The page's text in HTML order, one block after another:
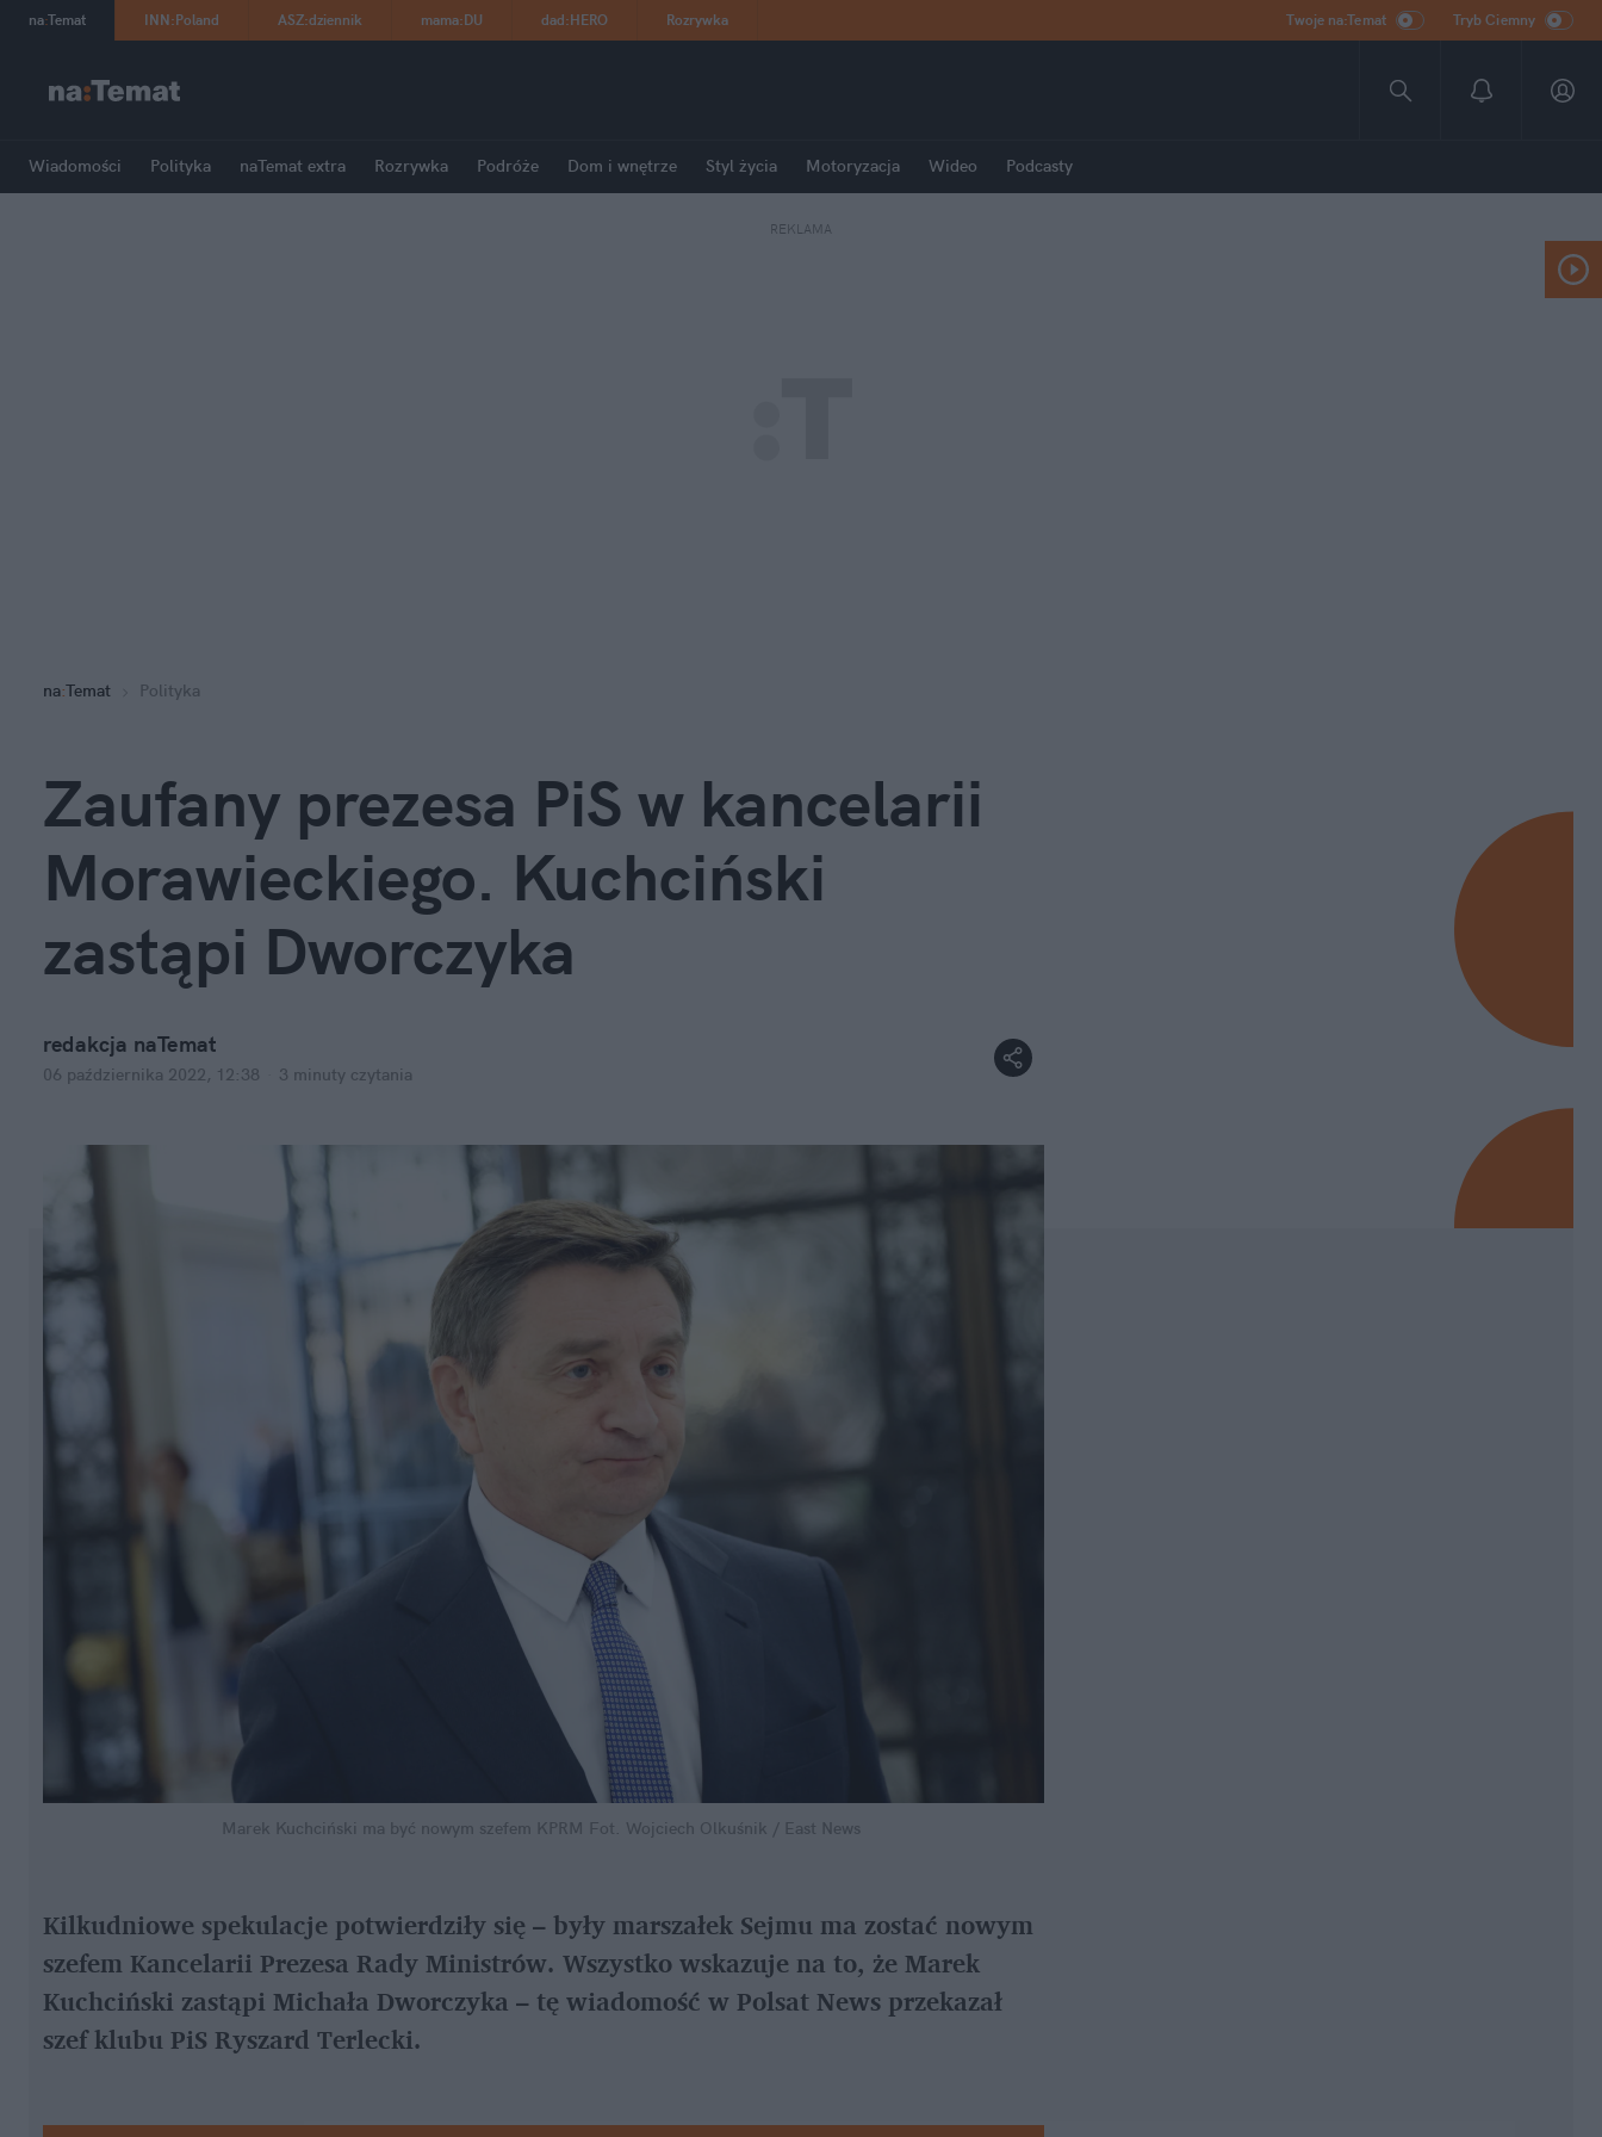
na:Temat INN:Poland ASZ:dziennik mama:DU dad:HERO Rozrywka Twoje na:Temat Tryb Ciemny
Wiadomości Polityka naTemat extra Rozrywka Podróże Dom i wnętrze Styl życia Motoryzacja Wideo Podcasty
REKLAMA
na:Temat Polityka
Zaufany prezesa PiS w kancelarii
Morawieckiego. Kuchciński
zastąpi Dworczyka
redakcja naTemat
06 października 2022, 12:38 3 minuty czytania
Marek Kuchciński ma być nowym szefem KPRM Fot. Wojciech Olkuśnik / East News
Kilkudniowe spekulacje potwierdziły się – były marszałek Sejmu ma zostać nowym
szefem Kancelarii Prezesa Rady Ministrów. Wszystko wskazuje na to, że Marek
Kuchciński zastąpi Michała Dworczyka – tę wiadomość w Polsat News przekazał
szef klubu PiS Ryszard Terlecki.